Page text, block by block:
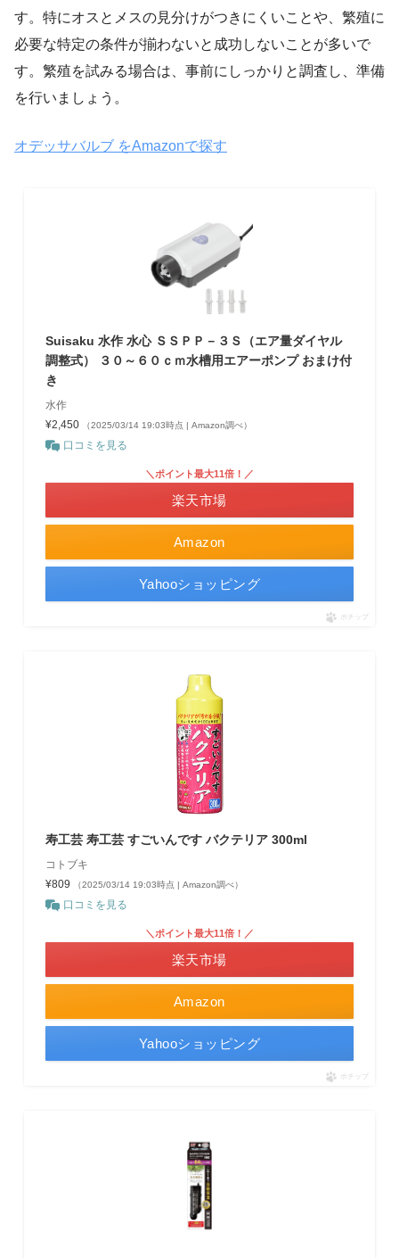
す。特にオスとメスの見分けがつきにくいことや、繁殖に
必要な特定の条件が揃わないと成功しないことが多いで
す。繁殖を試みる場合は、事前にしっかりと調査し、準備
を行いましょう。
オデッサバルブ をAmazonで探す
Suisaku 水作 水心 ＳＳＰＰ－３Ｓ（エア量ダイヤル
調整式） ３０～６０ｃｍ水槽用エアーポンプ おまけ付
き
水作
¥2,450
（2025/03/14 19:03時点 | Amazon調べ）
口コミを見る
Amazon
＼ポイント最大11倍！／
楽天市場
Yahooショッピング
ポチップ
寿工芸 寿工芸 すごいんです バクテリア 300ml
コトブキ
¥809
（2025/03/14 19:03時点 | Amazon調べ）
口コミを見る
Amazon
＼ポイント最大11倍！／
楽天市場
Yahooショッピング
ポチップ